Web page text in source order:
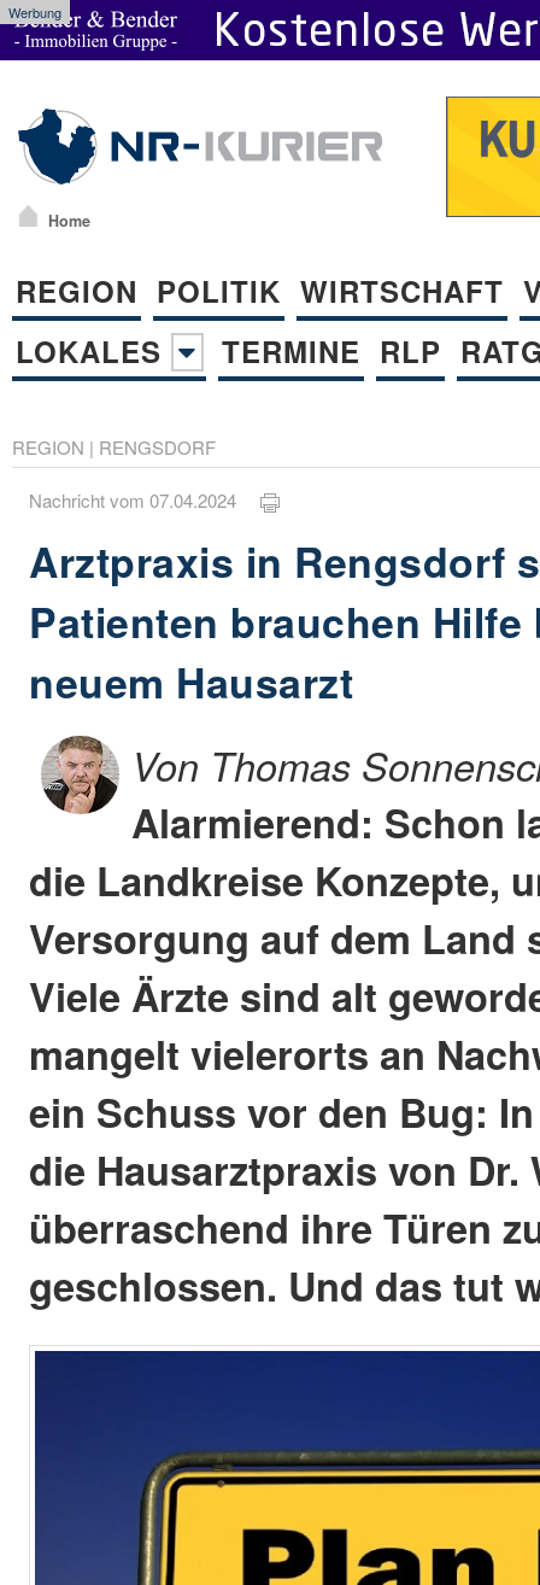
Werbung
Home
REGION POLITIK WIRTSCHAFT
LOKALES
TERMINE RLP
REGION | RENGSDORF
Nachricht vom 07.04.2024
Arztpraxis in Rengsdorf
Patienten brauchen
neuem Hausarzt
Von Thomas
Alarmierend: Schon
die Landkreise Konzepte,
Versorgung auf dem Land
Viele Ärzte sind alt
mangelt vielerorts an
ein Schuss vor den Bug:
die Hausarztpraxis von Dr.
überraschend ihre Türen
geschlossen. Und das tut